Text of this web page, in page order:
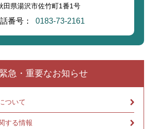
田県湯沢市佐竹町1番1号
番号： 0183-73-2161
緊急・重要なお知らせ
ついて
する情報